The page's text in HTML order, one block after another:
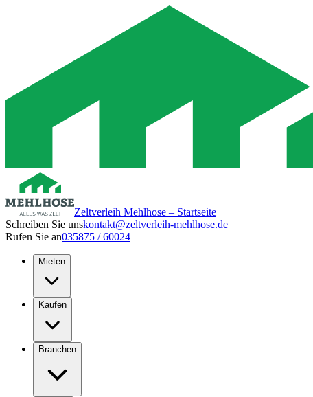
Zeltverleih Mehlhose – Startseite
Schreiben Sie unskontakt@zeltverleih-mehlhose.de
Rufen Sie an035875 / 60024
Mieten
Kaufen
Branchen